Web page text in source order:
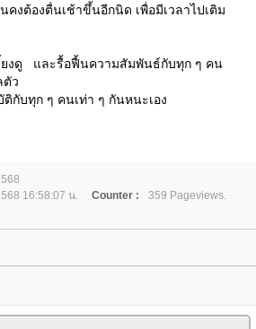
คงต้องตื่นเช้าขึ้นอีกนิด เพื่อมีเวลาไปเติม
ยงดู และรื้อฟื้นความสัมพันธ์กับทุก ๆ คน
ตัว
ติกับทุก ๆ คนเท่า ๆ กันหนะเอง
16:58:07 น. Counter :
359 Pageviews.